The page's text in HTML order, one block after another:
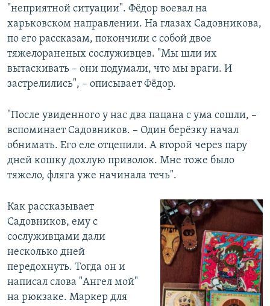
"неприятной ситуации". Фёдор воевал на
харьковском направлении. На глазах Садовникова,
по его рассказам, покончили с собой двое
тяжелораненых сослуживцев. "Мы шли их
вытаскивать – они подумали, что мы враги. И
застрелились", – описывает Фёдор.
"После увиденного у нас два пацана с ума сошли, –
вспоминает Садовников. – Один берёзку начал
обнимать. Его еле отцепили. А второй через пару
дней кошку дохлую приволок. Мне тоже было
тяжело, фляга уже начинала течь".
Как рассказывает
Садовников, ему с
сослуживцами дали
несколько дней
передохнуть. Тогда он и
написал слова "Ангел мой"
на рюкзаке. Маркер для